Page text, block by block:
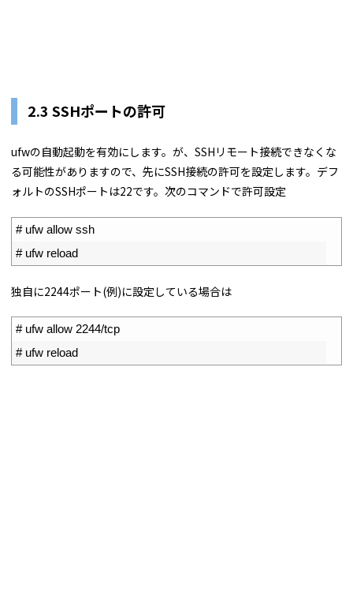
2.3 SSHポートの許可
ufwの自動起動を有効にします。が、SSHリモート接続できなくな
る可能性がありますので、先にSSH接続の許可を設定します。デフ
ォルトのSSHポートは22です。次のコマンドで許可設定
# ufw allow ssh
# ufw reload
独自に2244ポート(例)に設定している場合は
# ufw allow 2244/tcp
# ufw reload